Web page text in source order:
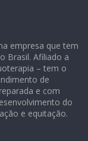
empresa que tem
Brasil. Afiliado a
– tem o
de
e com
do
e equitação.